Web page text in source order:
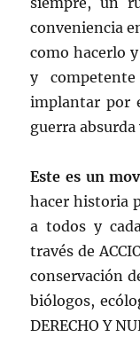
conveniencia
como hacerlo
y
implantar por
guerra
Este es un
hacer historia
a todos y
través de
conservación
biólogos,
DERECHO Y